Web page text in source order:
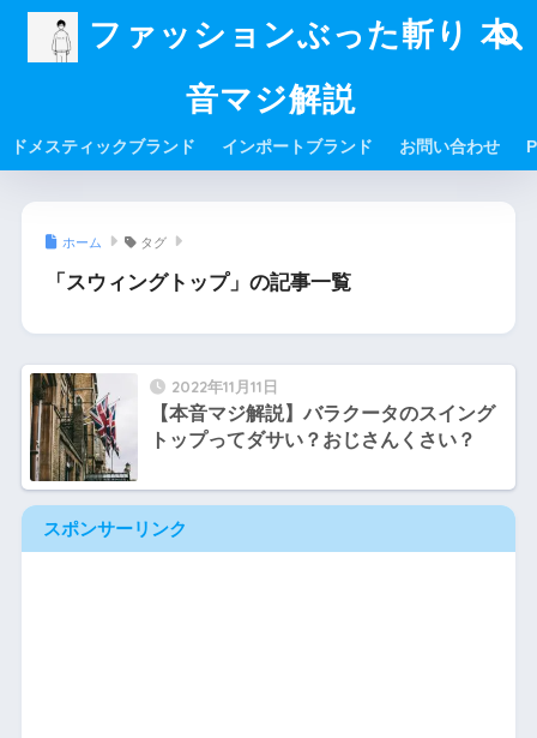
ファッションぶった斬り 本
音マジ解説
ドメスティックブランド インポートブランド お問い合わせ
ホーム タグ
「スウィングトップ」の記事一覧
2022年11月11日
【本音マジ解説】バラクータのスイング
トップってダサい？おじさんくさい？
スポンサーリンク